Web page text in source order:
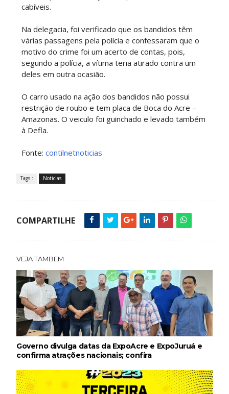
cabíveis.
Na delegacia, foi verificado que os bandidos têm
várias passagens pela polícia e confessaram que o
motivo do crime foi um acerto de contas, pois,
segundo a polícia, a vítima teria atirado contra um
deles em outra ocasião.
O carro usado na ação dos bandidos não possui
restrição de roubo e tem placa de Boca do Acre –
Amazonas. O veiculo foi guinchado e levado também
à Defla.
Fonte: contilnetnoticias
Tags : Noticias
COMPARTILHE
VEJA TAMBÉM
Governo divulga datas da ExpoAcre e ExpoJuruá e
confirma atrações nacionais; confira